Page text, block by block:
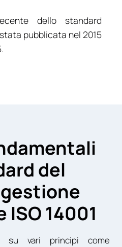
dello standard
pubblicata nel 2015
del
14001
su vari principi come